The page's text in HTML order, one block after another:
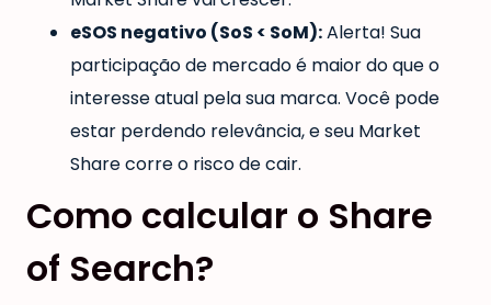
eSOS negativo (SoS < SoM):Alerta! Sua
participação de mercado é maior do que o
interesse atual pela sua marca. Você pode
estar perdendo relevância, e seu Market
Share corre o risco de cair.
Como calcular o Share
of Search?